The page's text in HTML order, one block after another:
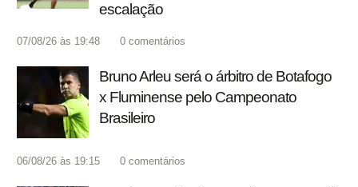
escalação
07/08/26 às 19:48 0 comentários
Bruno Arleu será o árbitro de Botafogo
x Fluminense pelo Campeonato
Brasileiro
06/08/26 às 19:15 0 comentários